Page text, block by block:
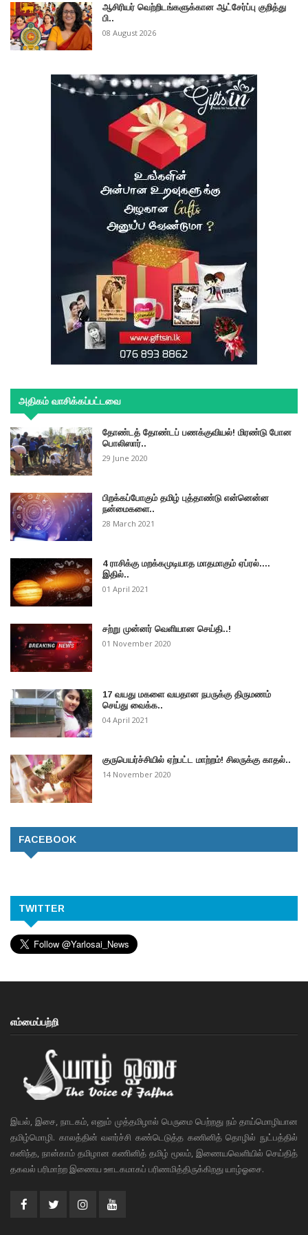
ஆசிரியர் வெற்றிடங்களுக்கான ஆட்சேர்ப்பு குறித்து
பி..
08 August 2026
அதிகம் வாசிக்கப்பட்டவை
தோண்டத் தோண்டப் பணக்குவியல்! மிரண்டு போன
பொலிஸார்..
29 June 2020
பிறக்கப்போகும் தமிழ் புத்தாண்டு என்னென்ன
நன்மைகளை..
28 March 2021
4 ராசிக்கு மறக்கமுடியாத மாதமாகும் ஏப்ரல்....
இதில்..
01 April 2021
சற்று முன்னர் வெளியான செய்தி..!
01 November 2020
17 வயது மகளை வயதான நபருக்கு திருமணம்
செய்து வைக்க..
04 April 2021
குருபெயர்ச்சியில் ஏற்பட்ட மாற்றம்! சிலருக்கு காதல்..
14 November 2020
FACEBOOK
TWITTER
எம்மைப்பற்றி
இயல், இசை, நாடகம், எனும் முத்தமிழால் பெருமை பெற்றது நம் தாய்மொழியான
தமிழ்மொழி. காலத்தின் வளர்ச்சி கண்டெடுத்த கணினித் தொழில் நுட்பத்தில்
கனிந்த, நான்காம் தமிழான கணினித் தமிழ் மூலம், இணையவெளியில் செய்தித்
தகவல் பரிமாற்ற இணைய ஊடகமாகப் பரிணமித்திருக்கிறது யாழ்ஓசை.